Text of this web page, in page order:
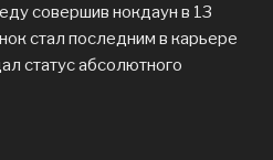
совершив нокдаун в 13
стал последним в карьере
статус абсолютного